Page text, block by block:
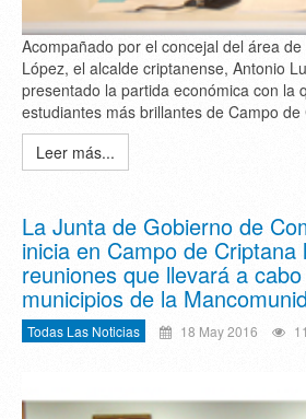
Acompañado por el concejal del área
López, el alcalde criptanense, Antonio
presentado la partida económica con la
estudiantes más brillantes de Campo de
Leer más...
La Junta de Gobierno de
inicia en Campo de Criptana
reuniones que llevará a
municipios de la
Todas Las Noticias 18 May 2016